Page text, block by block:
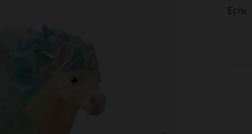
Ecru